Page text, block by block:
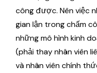
công được. Nên việc
gian lận trong chấm
những mô hình kinh
(phải thay nhân viên
và nhân viên chính